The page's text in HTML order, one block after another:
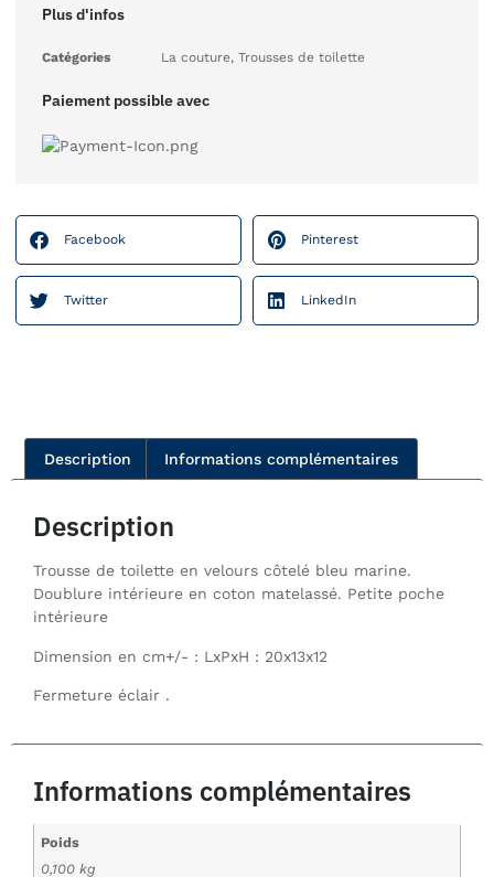
Plus d'infos
Catégories La couture, Trousses de toilette
Paiement possible avec
Facebook Pinterest
Twitter LinkedIn
Description Informations complémentaires
Description
Trousse de toilette en velours côtelé bleu marine.
Doublure intérieure en coton matelassé. Petite poche
intérieure
Dimension en cm+/- : LxPxH : 20x13x12
Fermeture éclair .
Informations complémentaires
Poids
0,100 kg